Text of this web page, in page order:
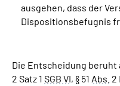
ausgehen, dass der
Dispositionsbefugnis
Die Entscheidung beruht
2 Satz 1 SGB VI, § 51 Abs. 2